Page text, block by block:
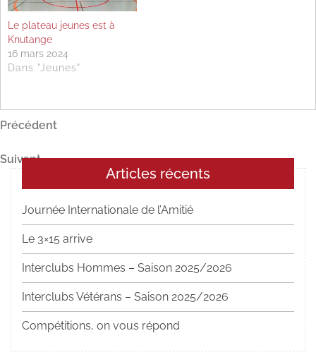
Le plateau jeunes est à
Knutange
16 mars 2024
Dans "Jeunes"
Navigation
l’article
Article
Précédent
Article
suivant
Suivant
Articles récents
Journée Internationale de l’Amitié
Le 3×15 arrive
Interclubs Hommes – Saison 2025/2026
Interclubs Vétérans – Saison 2025/2026
Compétitions, on vous répond